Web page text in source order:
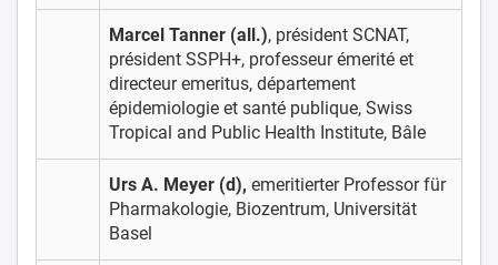
Marcel Tanner (all.), président SCNAT,
président SSPH+, professeur émerité et
directeur emeritus, département
épidemiologie et santé publique, Swiss
Tropical and Public Health Institute, Bâle
Urs A. Meyer (d), emeritierter Professor für
Pharmakologie, Biozentrum, Universität
Basel